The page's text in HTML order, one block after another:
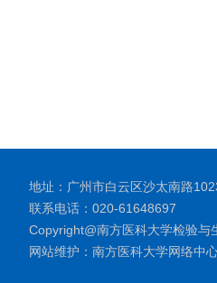
地址：广州市白云区沙太南路
联系电话：020-61648697
Copyright@南方医科大学检验
网站维护：南方医科大学网络中